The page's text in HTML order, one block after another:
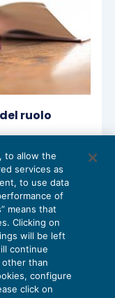
ruolo
to allow the
services as
to use data
of
means that
Clicking on
will be left
continue
than
configure
click on